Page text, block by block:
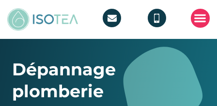
Dépannage
plomberie